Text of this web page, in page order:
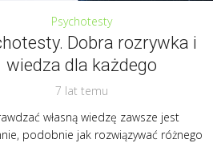
Psychotesty
Dobra rozrywka i
wiedza dla każdego
7 lat temu
własną wiedzę zawsze jest
podobnie jak rozwiązywać różnego